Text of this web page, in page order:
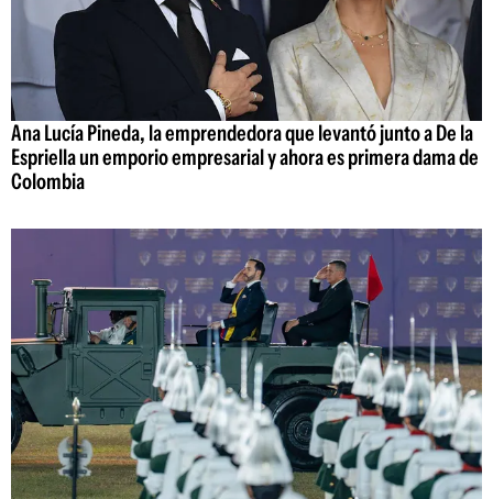
Ana Lucía Pineda, la emprendedora que levantó junto a De la
Espriella un emporio empresarial y ahora es primera dama de
Colombia